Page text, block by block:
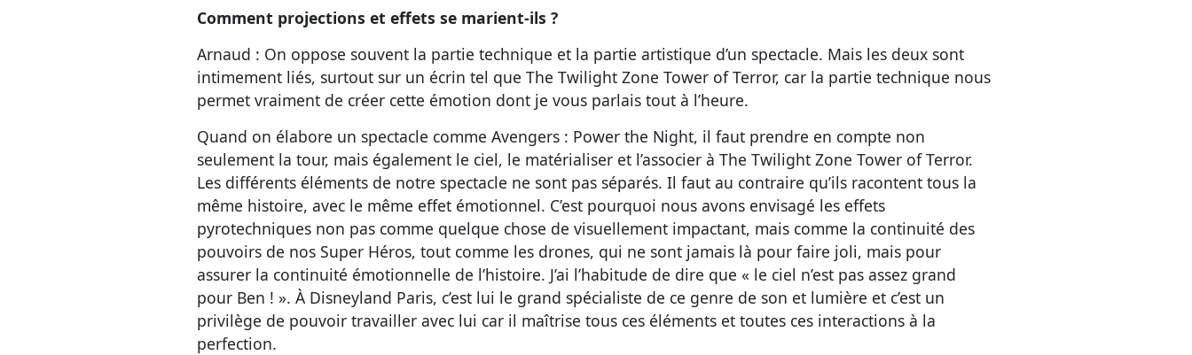
Comment projections et effets se marient-ils ?
Arnaud : On oppose souvent la partie technique et la partie artistique d’un spectacle. Mais les deux sont
intimement liés, surtout sur un écrin tel que The Twilight Zone Tower of Terror, car la partie technique nous
permet vraiment de créer cette émotion dont je vous parlais tout à l’heure.
Quand on élabore un spectacle comme Avengers : Power the Night, il faut prendre en compte non
seulement la tour, mais également le ciel, le matérialiser et l’associer à The Twilight Zone Tower of Terror.
Les différents éléments de notre spectacle ne sont pas séparés. Il faut au contraire qu’ils racontent tous la
même histoire, avec le même effet émotionnel. C’est pourquoi nous avons envisagé les effets
pyrotechniques non pas comme quelque chose de visuellement impactant, mais comme la continuité des
pouvoirs de nos Super Héros, tout comme les drones, qui ne sont jamais là pour faire joli, mais pour
assurer la continuité émotionnelle de l’histoire. J’ai l’habitude de dire que « le ciel n’est pas assez grand
pour Ben ! ». À Disneyland Paris, c’est lui le grand spécialiste de ce genre de son et lumière et c’est un
privilège de pouvoir travailler avec lui car il maîtrise tous ces éléments et toutes ces interactions à la
perfection.